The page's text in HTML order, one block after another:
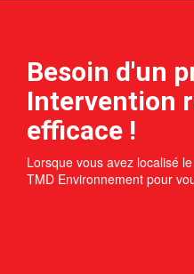
Besoin d'un
Intervention
efficace !
Lorsque vous avez localisé
TMD Environnement pour